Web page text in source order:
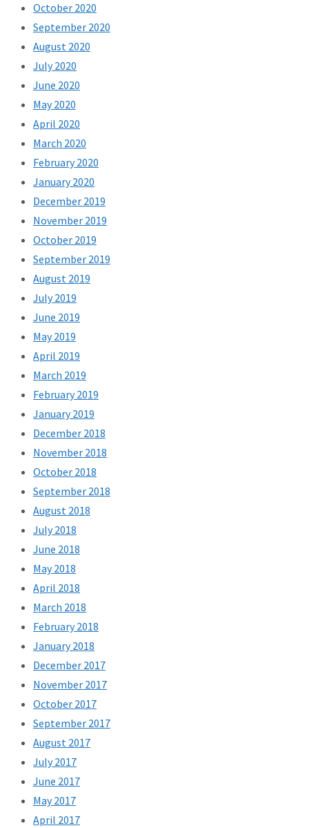
October 2020
September 2020
August 2020
July 2020
June 2020
May 2020
April 2020
March 2020
February 2020
January 2020
December 2019
November 2019
October 2019
September 2019
August 2019
July 2019
June 2019
May 2019
April 2019
March 2019
February 2019
January 2019
December 2018
November 2018
October 2018
September 2018
August 2018
July 2018
June 2018
May 2018
April 2018
March 2018
February 2018
January 2018
December 2017
November 2017
October 2017
September 2017
August 2017
July 2017
June 2017
May 2017
April 2017